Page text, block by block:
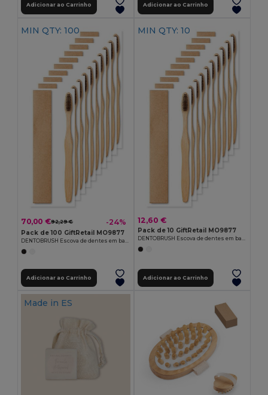
Adicionar ao Carrinho Adicionar ao Carrinho
MIN QTY: 100
70,00 €92,29 € -24%
Pack de 100 GiftRetail MO9877
DENTOBRUSH Escova de dentes em bambu
Adicionar ao Carrinho
MIN QTY: 10
12,60 €
Pack de 10 GiftRetail MO9877
DENTOBRUSH Escova de dentes em bambu
Adicionar ao Carrinho
Made in ES